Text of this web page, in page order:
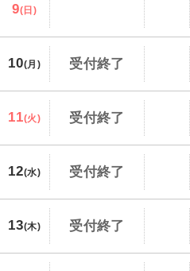
9(日)
10(月) 受付終了
11(火) 受付終了
12(水) 受付終了
13(木) 受付終了